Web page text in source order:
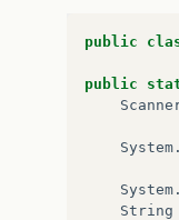
public
public
System .
System .
String